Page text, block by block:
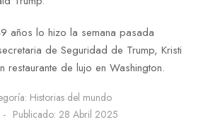
años lo hizo la semana pasada
de Seguridad de Trump, Kristi
de lujo en Washington.
Historias del mundo
Publicado: 28 Abril 2025